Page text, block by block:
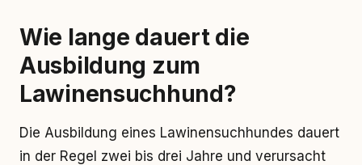
Wie lange dauert die
Ausbildung zum
Lawinensuchhund?
Die Ausbildung eines Lawinensuchhundes dauert
in der Regel zwei bis drei Jahre und verursacht